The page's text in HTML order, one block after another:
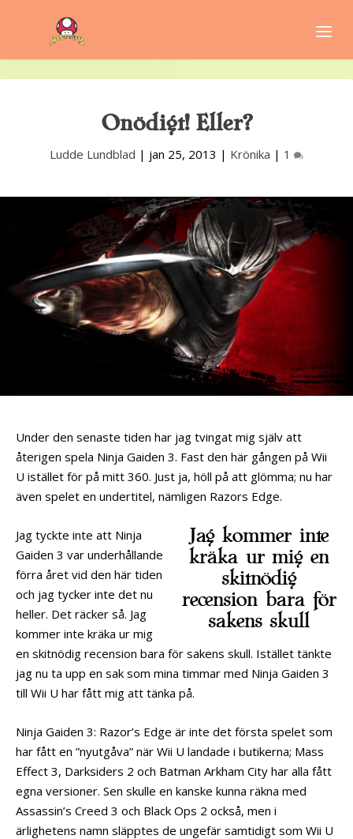
Onödigt! Eller?
Ludde Lundblad | jan 25, 2013 | Krönika | 1
Under den senaste tiden har jag tvingat mig själv att
återigen spela Ninja Gaiden 3. Fast den här gången på Wii
U istället för på mitt 360. Just ja, höll på att glömma; nu har
även spelet en undertitel, nämligen Razors Edge.
Jag kommer inte
kräka ur mig en
skitnödig
recension bara för
sakens skull
Jag tyckte inte att Ninja
Gaiden 3 var underhållande
förra året vid den här tiden
och jag tycker inte det nu
heller. Det räcker så. Jag
kommer inte kräka ur mig
en skitnödig recension bara för sakens skull. Istället tänkte
jag nu ta upp en sak som mina timmar med Ninja Gaiden 3
till Wii U har fått mig att tänka på.
Ninja Gaiden 3: Razor’s Edge är inte det första spelet som
har fått en ”nyutgåva” när Wii U landade i butikerna; Mass
Effect 3, Darksiders 2 och Batman Arkham City har alla fått
egna versioner. Sen skulle en kanske kunna räkna med
Assassin’s Creed 3 och Black Ops 2 också, men i
ärlighetens namn släpptes de ungefär samtidigt som Wii U